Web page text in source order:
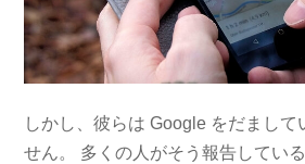
しかし、彼らは Google をだまして
せん。 多くの人がそう報告してい